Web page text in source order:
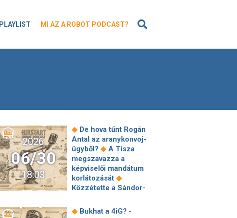
PLAYLIST MI AZ A ROBOT PODCAST?
2026
06/30
18:03
◆ De hova tűnt Rogán
Antal az aranykonvoj-
ügyből? ◆ A Tisza
megszavazza a
képviselői mandátum
korlátozását ◆
Közzétette a Sándor-
indítványát, ami
◆ Bukhat a 4iG? -